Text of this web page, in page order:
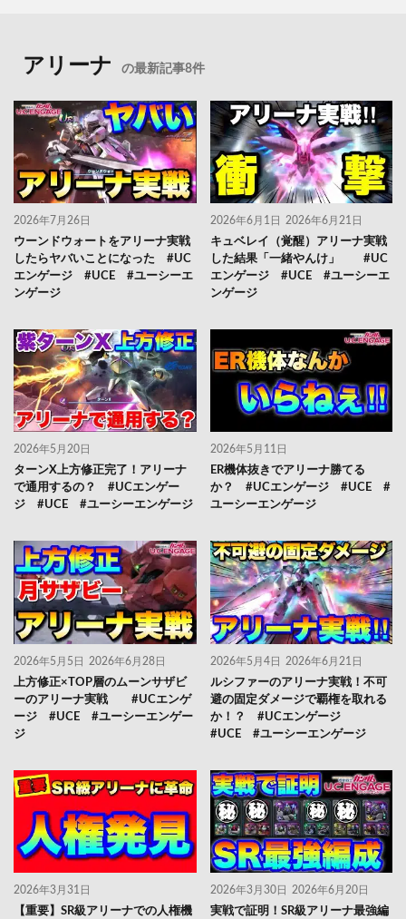
アリーナ の最新記事8件
2026年7月26日
ウーンドウォートをアリーナ実戦
したらヤバいことになった #UC
エンゲージ #UCE #ユーシーエ
ンゲージ
2026年6月1日 2026年6月21日
キュベレイ（覚醒）アリーナ実戦
した結果「一緒やんけ」 #UC
エンゲージ #UCE #ユーシーエ
ンゲージ
2026年5月20日
ターンX上方修正完了！アリーナ
で通用するの？ #UCエンゲー
ジ #UCE #ユーシーエンゲージ
2026年5月11日
ER機体抜きでアリーナ勝てる
か？ #UCエンゲージ #UCE #
ユーシーエンゲージ
2026年5月5日 2026年6月28日
上方修正×TOP層のムーンサザビ
ーのアリーナ実戦 #UCエンゲ
ージ #UCE #ユーシーエンゲー
ジ
2026年5月4日 2026年6月21日
ルシファーのアリーナ実戦！不可
避の固定ダメージで覇権を取れる
か！？ #UCエンゲージ
#UCE #ユーシーエンゲージ
2026年3月31日
【重要】SR級アリーナでの人権機
2026年3月30日 2026年6月20日
実戦で証明！SR級アリーナ最強編